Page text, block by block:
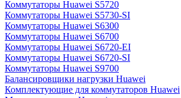
Коммутаторы Huawei S5720
Коммутаторы Huawei S5730-SI
Коммутаторы Huawei S6300
Коммутаторы Huawei S6700
Коммутаторы Huawei S6720-EI
Коммутаторы Huawei S6720-SI
Коммутаторы Huawei S9700
Балансировщики нагрузки Huawei
Комплектующие для коммутаторов Huawei